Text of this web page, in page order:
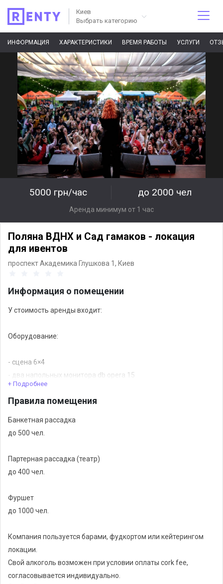
Киев
Выбрать категорию
ИНФОРМАЦИЯ ХАРАКТЕРИСТИКИ ВРЕМЯ РАБОТЫ УСЛУГИ
5000 грн/час до 2000 чел
Аренда минимум от 1 час
Поляна ВДНХ и Сад гамаков - локация
для ивентов
проспект Академика Глушкова 1, Киев
Информация о помещении
У стоимость аренды входит:
Оборудование:
- сцена 6×4
- два напольных монитора db opera 15
- аналоговый мультикор 24/4
- пульт Yamaha TF1
+ Подробнее
Правила помещения
Банкетная рассадка
до 500 чел.
Партерная рассадка (театр)
до 400 чел.
Фуршет
до 1000 чел.
Компания пользуется барами, фудкортом или кейтерингом
локации.
Свой алкоголь возможен при условии оплаты cork fee,
согласовывается индивидуально.